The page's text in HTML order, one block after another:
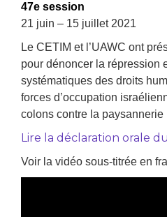
47e session
21 juin – 15 juillet 2021
Le CETIM et l’UAWC ont
pour dénoncer la répression
systématiques des droits
forces d’occupation
colons contre la paysannerie
Lire la déclaration orale
Voir la vidéo sous-titrée en